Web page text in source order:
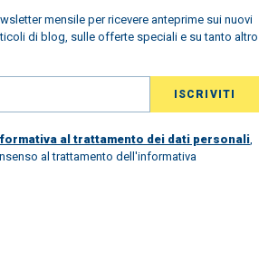
mensile per ricevere anteprime sui nuovi
di blog, sulle offerte speciali e su tanto altro
al trattamento dei dati personali,
al trattamento dell'informativa